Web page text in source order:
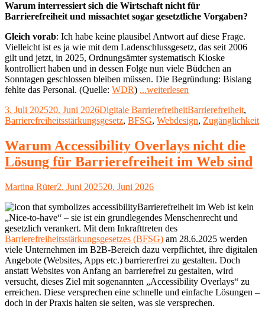
Warum interressiert sich die Wirtschaft nicht für
Barrierefreiheit und missachtet sogar gesetztliche Vorgaben?
Gleich vorab: Ich habe keine plausibel Antwort auf diese Frage.
Vielleicht ist es ja wie mit dem Ladenschlussgesetz, das seit 2006
gilt und jetzt, in 2025, Ordnungsämter systematisch Kioske
kontrolliert haben und in dessen Folge nun viele Büdchen an
Sonntagen geschlossen bleiben müssen. Die Begründung: Bislang
fehlte das Personal. (Quelle: WDR) ...weiterlesen
–
warum
das
niemanden?"
Veröffentlicht
am
3. Juli 202520. Juni 2026Kategorien
Digitale BarrierefreiheitSchlagwörter
Barrierefreiheit,
Barrierefreiheitsstärkungsgesetz, BFSG, Webdesign, Zugänglichkeit
Warum Accessibility Overlays nicht die
Lösung für Barrierefreiheit im Web sind
Autor
Martina RüterVeröffentlicht
2. Juni 202520. Juni 2026
Barrierefreiheit im Web ist kein
„Nice-to-have“ – sie ist ein grundlegendes Menschenrecht und
gesetzlich verankert. Mit dem Inkrafttreten des
Barrierefreiheitsstärkungsgesetzes (BFSG) am 28.6.2025 werden
viele Unternehmen im B2B-Bereich dazu verpflichtet, ihre digitalen
Angebote (Websites, Apps etc.) barriererfrei zu gestalten. Doch
anstatt Websites von Anfang an barrierefrei zu gestalten, wird
versucht, dieses Ziel mit sogenannten „Accessibility Overlays“ zu
erreichen. Diese versprechen eine schnelle und einfache Lösungen –
doch in der Praxis halten sie selten, was sie versprechen.